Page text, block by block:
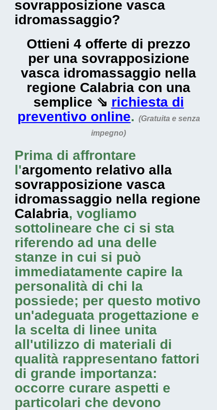
sovrapposizione vasca
idromassaggio?
Ottieni 4 offerte di prezzo
per una sovrapposizione
vasca idromassaggio nella
regione Calabria con una
semplice ⇘ richiesta di
preventivo online. (Gratuita e senza
impegno)
Prima di affrontare
l'argomento relativo alla
sovrapposizione vasca
idromassaggio nella regione
Calabria, vogliamo
sottolineare che ci si sta
riferendo ad una delle
stanze in cui si può
immediatamente capire la
personalità di chi la
possiede; per questo motivo
un'adeguata progettazione e
la scelta di linee unita
all'utilizzo di materiali di
qualità rappresentano fattori
di grande importanza:
occorre curare aspetti e
particolari che devono